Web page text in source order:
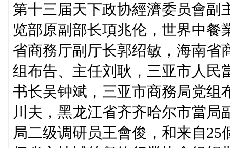
第十三届天下政协經濟委员會副
览部原副部长項兆伦，世界中餐
省商務厅副厅长郭绍敏，海南省
组布告、主任刘耿，三亚市人民
书长吴钟斌，三亚市商務局党组
川夫，黑龙江省齐齐哈尔市當
局二级调研员王會俊，和来自